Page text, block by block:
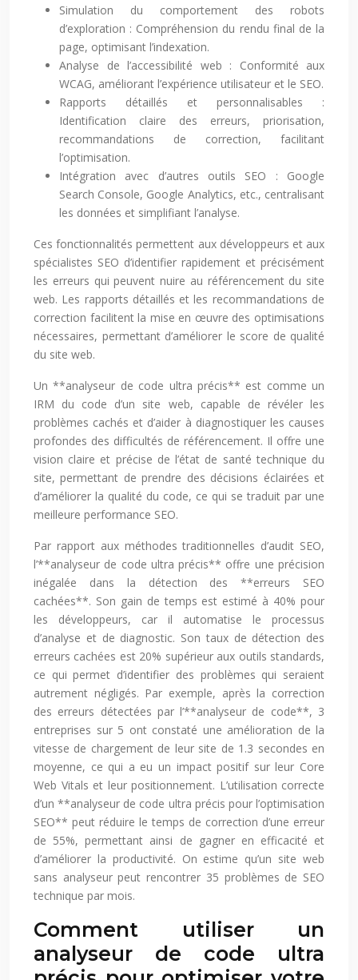
Simulation du comportement des robots
d’exploration : Compréhension du rendu final de la
page, optimisant l’indexation.
Analyse de l’accessibilité web : Conformité aux
WCAG, améliorant l’expérience utilisateur et le SEO.
Rapports détaillés et personnalisables :
Identification claire des erreurs, priorisation,
recommandations de correction, facilitant
l’optimisation.
Intégration avec d’autres outils SEO : Google
Search Console, Google Analytics, etc., centralisant
les données et simplifiant l’analyse.
Ces fonctionnalités permettent aux développeurs et aux
spécialistes SEO d’identifier rapidement et précisément
les erreurs qui peuvent nuire au référencement du site
web. Les rapports détaillés et les recommandations de
correction facilitent la mise en œuvre des optimisations
nécessaires, permettant d’améliorer le score de qualité
du site web.
Un **analyseur de code ultra précis** est comme un
IRM du code d’un site web, capable de révéler les
problèmes cachés et d’aider à diagnostiquer les causes
profondes des difficultés de référencement. Il offre une
vision claire et précise de l’état de santé technique du
site, permettant de prendre des décisions éclairées et
d’améliorer la qualité du code, ce qui se traduit par une
meilleure performance SEO.
Par rapport aux méthodes traditionnelles d’audit SEO,
l’**analyseur de code ultra précis** offre une précision
inégalée dans la détection des **erreurs SEO
cachées**. Son gain de temps est estimé à 40% pour
les développeurs, car il automatise le processus
d’analyse et de diagnostic. Son taux de détection des
erreurs cachées est 20% supérieur aux outils standards,
ce qui permet d’identifier des problèmes qui seraient
autrement négligés. Par exemple, après la correction
des erreurs détectées par l’**analyseur de code**, 3
entreprises sur 5 ont constaté une amélioration de la
vitesse de chargement de leur site de 1.3 secondes en
moyenne, ce qui a eu un impact positif sur leur Core
Web Vitals et leur positionnement. L’utilisation correcte
d’un **analyseur de code ultra précis pour l’optimisation
SEO** peut réduire le temps de correction d’une erreur
de 55%, permettant ainsi de gagner en efficacité et
d’améliorer la productivité. On estime qu’un site web
sans analyseur peut rencontrer 35 problèmes de SEO
technique par mois.
Comment utiliser un
analyseur de code ultra